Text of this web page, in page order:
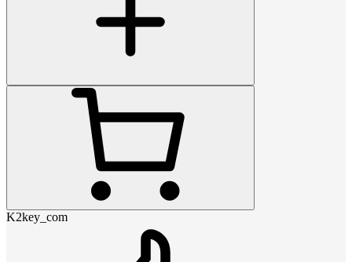
K2key_com